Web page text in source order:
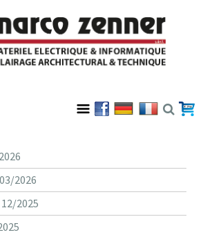
2026
2025